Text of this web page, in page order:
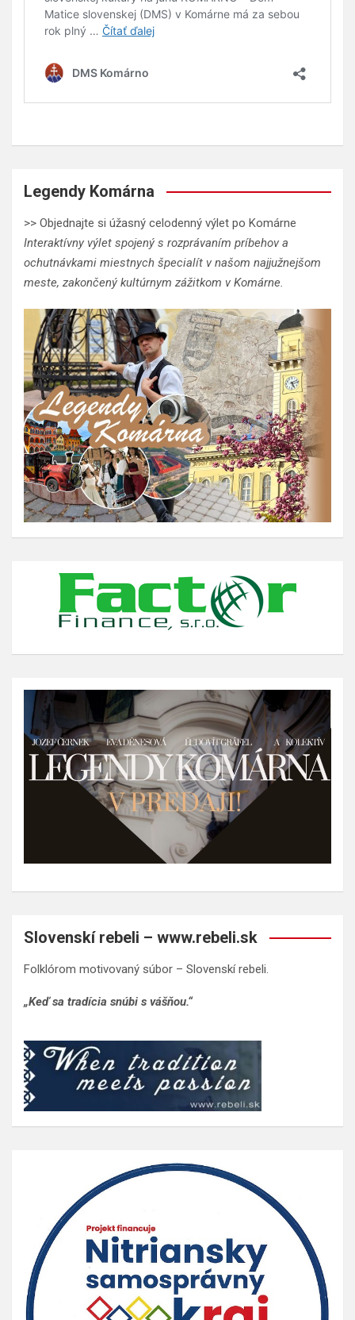
Legendy Komárna
>> Objednajte si úžasný celodenný výlet po Komárne
Interaktívny výlet spojený s rozprávaním príbehov a
ochutnávkami miestnych špecialít v našom najjužnejšom
meste, zakončený kultúrnym zážitkom v Komárne.
Slovenskí rebeli – www.rebeli.sk
Folklórom motivovaný súbor – Slovenskí rebeli.
„Keď sa tradícia snúbi s vášňou.“